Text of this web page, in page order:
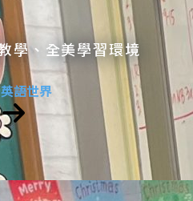
學、全美學習環境
語世界